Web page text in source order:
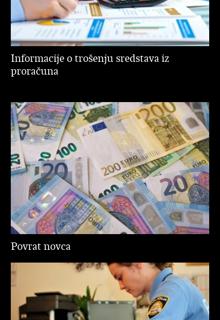
Informacije o trošenju sredstava iz
proračuna
Povrat novca